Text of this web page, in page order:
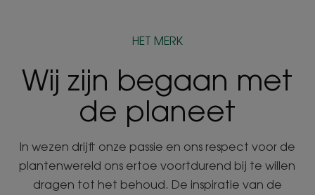
HET MERK
Wij zijn begaan met
de planeet
In wezen drijft onze passie en ons respect voor de
plantenwereld ons ertoe voortdurend bij te willen
dragen tot het behoud. De inspiratie van de